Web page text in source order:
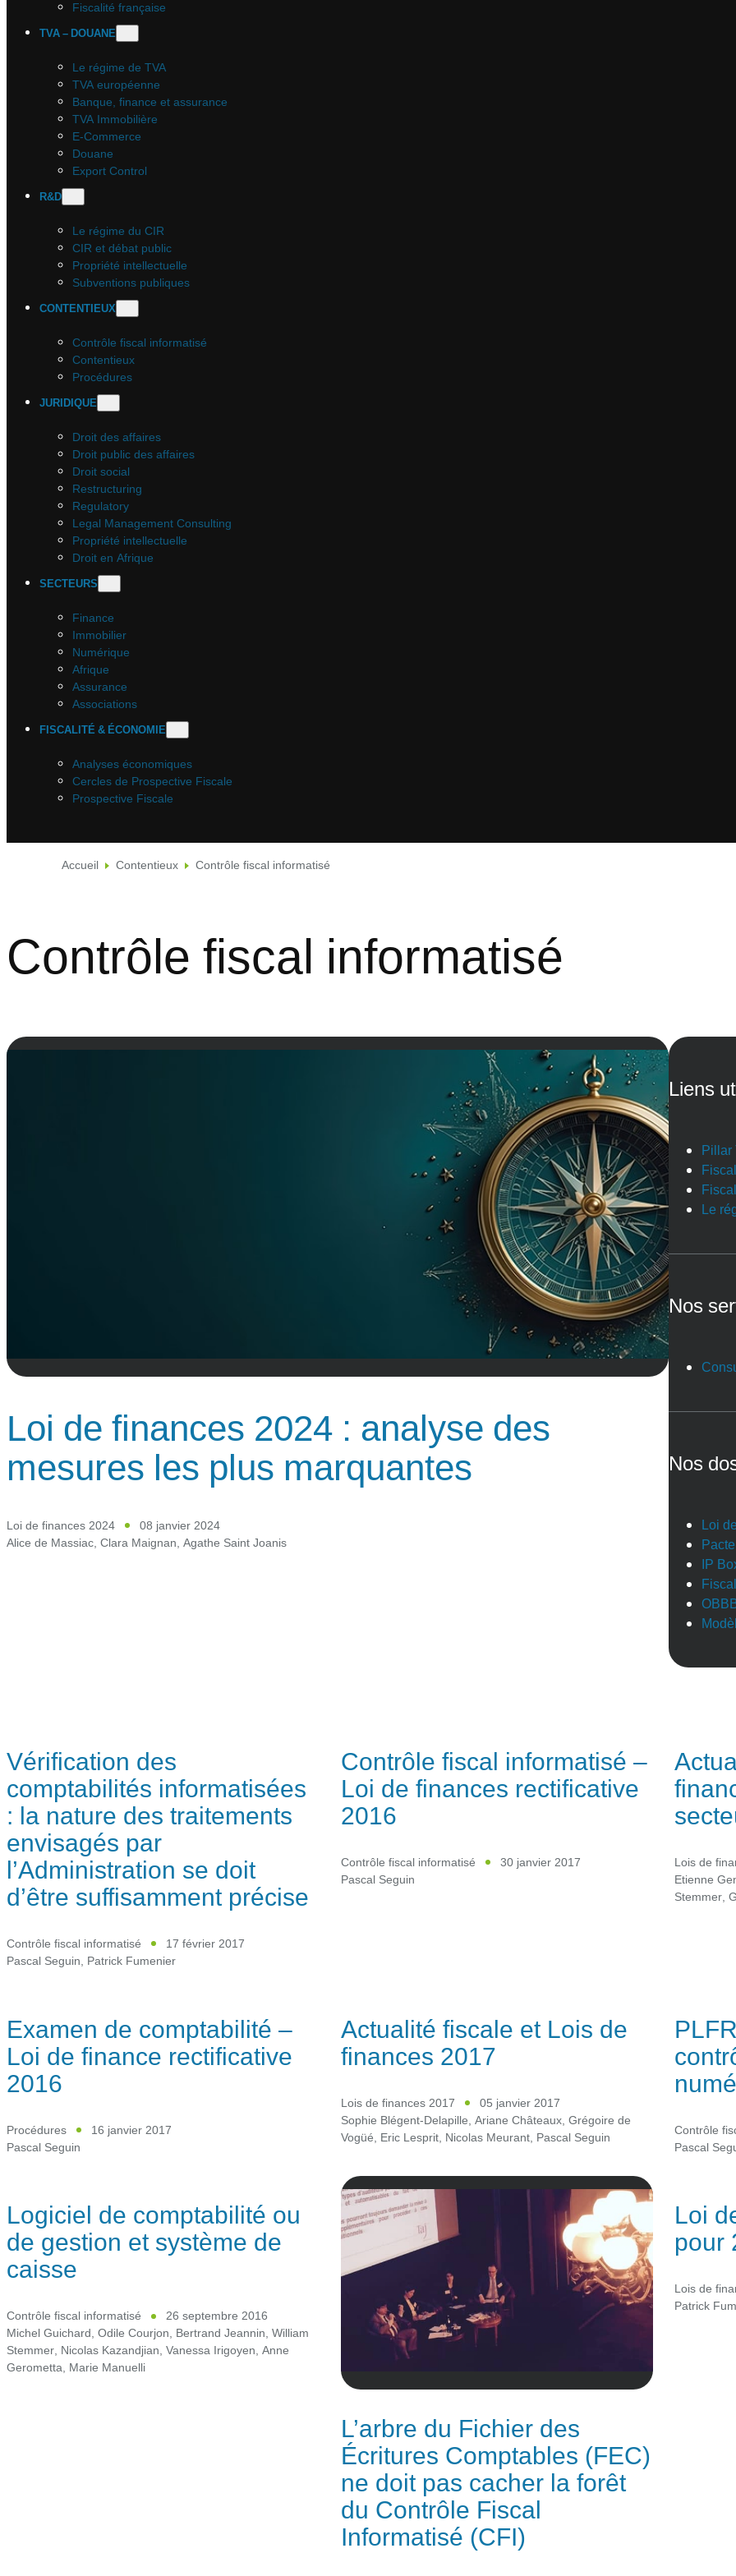
Fiscalité française
TVA – DOUANE
Le régime de TVA
TVA européenne
Banque, finance et assurance
TVA Immobilière
E-Commerce
Douane
Export Control
R&D
Le régime du CIR
CIR et débat public
Propriété intellectuelle
Subventions publiques
CONTENTIEUX
Contrôle fiscal informatisé
Contentieux
Procédures
JURIDIQUE
Droit des affaires
Droit public des affaires
Droit social
Restructuring
Regulatory
Legal Management Consulting
Propriété intellectuelle
Droit en Afrique
SECTEURS
Finance
Immobilier
Numérique
Afrique
Assurance
Associations
FISCALITÉ & ÉCONOMIE
Analyses économiques
Cercles de Prospective Fiscale
Prospective Fiscale
Accueil Contentieux Contrôle fiscal informatisé
Contrôle fiscal informatisé
Loi de finances 2024 : analyse des
mesures les plus marquantes
Loi de finances 2024
08 janvier 2024
Alice de Massiac, Clara Maignan, Agathe Saint Joanis
Liens
Pillar
Le
Nos
Nos
Loi
IP
Vérification des
comptabilités informatisées
: la nature des traitements
envisagés par
l’Administration se doit
d’être suffisamment précise
Contrôle fiscal informatisé
17 février 2017
Pascal Seguin, Patrick Fumenier
Contrôle fiscal informatisé –
Loi de finances rectificative
2016
Contrôle fiscal informatisé
30 janvier 2017
Pascal Seguin
Lois de
Etienne
Stemmer,
Examen de comptabilité –
Loi de finance rectificative
2016
Procédures
16 janvier 2017
Pascal Seguin
Actualité fiscale et Lois de
finances 2017
Lois de finances 2017
05 janvier 2017
Sophie Blégent-Delapille Ariane Châteaux, Grégoire de
Vogüé Eric Lesprit, Nicolas Meurant, Pascal Seguin
Contrôle
Pascal
Logiciel de comptabilité ou
de gestion et système de
caisse
Contrôle fiscal informatisé
26 septembre 2016
Michel Guichard, Odile Courjon, Bertrand Jeannin, William
Stemmer, Nicolas Kazandjian, Vanessa Irigoyen, Anne
Gerometta, Marie Manuelli
L’arbre du Fichier des
Écritures Comptables (FEC)
ne doit pas cacher la forêt
du Contrôle Fiscal
Informatisé (CFI)
Loi
pour
Lois de
Patrick